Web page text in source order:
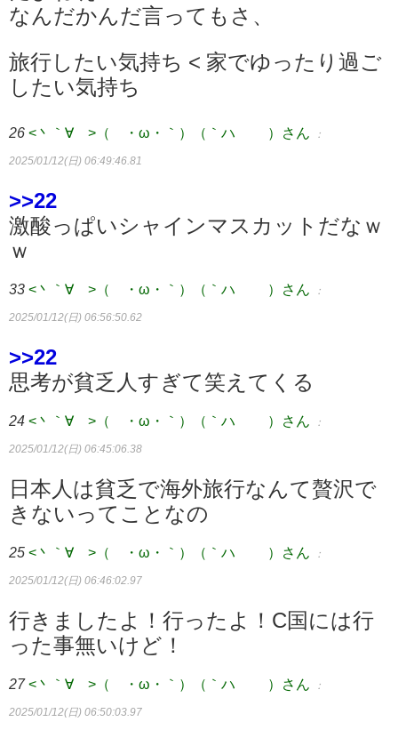
なんだかんだ言ってもさ、
旅行したい気持ち < 家でゆったり過ご
したい気持ち
26 <丶｀∀´>（´・ω・｀）（｀ハ´ ）さん ：
2025/01/12(日) 06:49:46.81
>>22
激酸っぱいシャインマスカットだなｗ
ｗ
33 <丶｀∀´>（´・ω・｀）（｀ハ´ ）さん ：
2025/01/12(日) 06:56:50.62
>>22
思考が貧乏人すぎて笑えてくる
24 <丶｀∀´>（´・ω・｀）（｀ハ´ ）さん ：
2025/01/12(日) 06:45:06.38
日本人は貧乏で海外旅行なんて贅沢で
きないってことなの
25 <丶｀∀´>（´・ω・｀）（｀ハ´ ）さん ：
2025/01/12(日) 06:46:02.97
行きましたよ！行ったよ！C国には行
った事無いけど！
27 <丶｀∀´>（´・ω・｀）（｀ハ´ ）さん ：
2025/01/12(日) 06:50:03.97